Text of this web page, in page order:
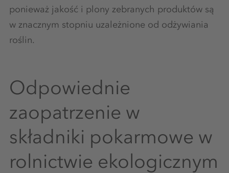
ponieważ jakość i plony zebranych produktów są
w znacznym stopniu uzależnione od odżywiania
roślin.
Odpowiednie
zaopatrzenie w
składniki pokarmowe w
rolnictwie ekologicznym